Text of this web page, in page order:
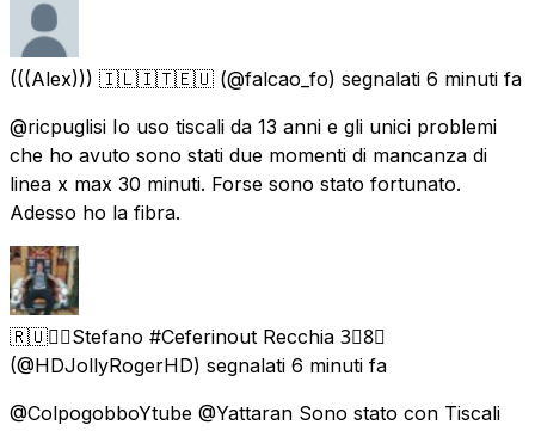
(((Alex))) 🇮🇱🇮🇹🇪🇺 (@falcao_fo) segnalati 6 minuti fa
@ricpuglisi Io uso tiscali da 13 anni e gli unici problemi
che ho avuto sono stati due momenti di mancanza di
linea x max 30 minuti. Forse sono stato fortunato.
Adesso ho la fibra.
🇷🇺🏴‍☠️Stefano #Ceferinout Recchia 3⃣8⃣
(@HDJollyRogerHD) segnalati 6 minuti fa
@ColpogobboYtube @Yattaran Sono stato con Tiscali